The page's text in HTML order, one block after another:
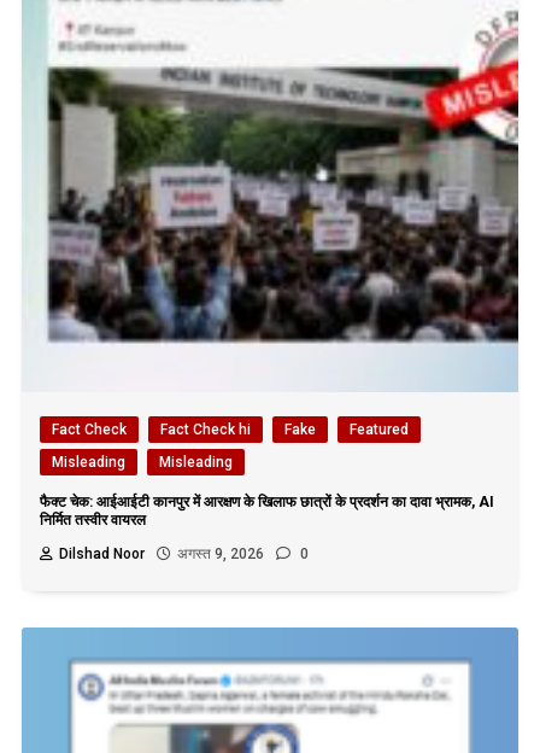
Fact Check Fact Check hi Fake
Featured
Misleading
Misleading
फैक्ट चेक: आईआईटी कानपुर में आरक्षण के खिलाफ छात्रों के प्रदर्शन का दावा भ्रामक, AI
निर्मित तस्वीर वायरल
Dilshad Noor
अगस्त 9, 2026 0